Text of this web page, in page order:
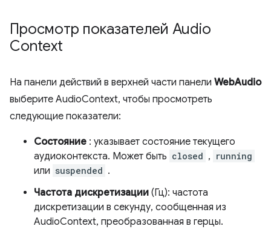
Просмотр показателей Audio
Context
На панели действий в верхней части панели WebAudio
выберите AudioContext, чтобы просмотреть
следующие показатели:
Состояние : указывает состояние текущего
аудиоконтекста. Может быть closed , running
или suspended .
Частота дискретизации (Гц): частота
дискретизации в секунду, сообщенная из
AudioContext, преобразованная в герцы.